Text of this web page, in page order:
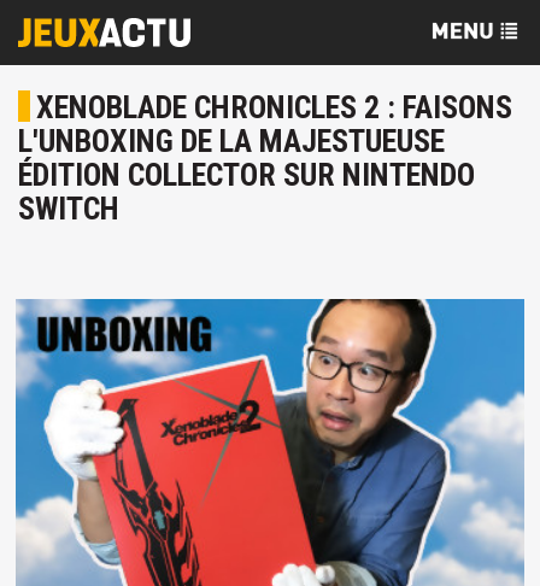
XENOBLADE CHRONICLES 2 : FAISONS
L'UNBOXING DE LA MAJESTUEUSE
ÉDITION COLLECTOR SUR NINTENDO
SWITCH